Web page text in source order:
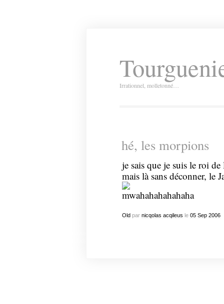
Irrationnel, molletonné…
hé, les morpions
je sais que je suis le roi
mais là sans déconner, le
mwahahahahahaha
Oldpar nicqolas acqileus le 05 Sep 2006